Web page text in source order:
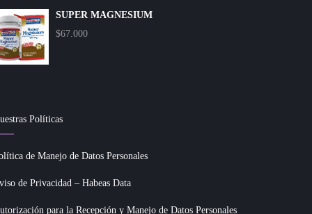
SUPER MAGNESIUM
$67.000
Políticas
de Manejo de Datos Personales
de Privacidad – Habeas Data
para la Recepción y Manejo de Datos Personales